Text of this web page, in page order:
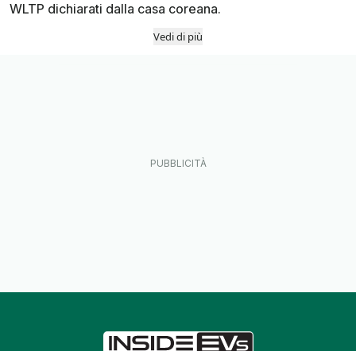
WLTP dichiarati dalla casa coreana.
Vedi di più